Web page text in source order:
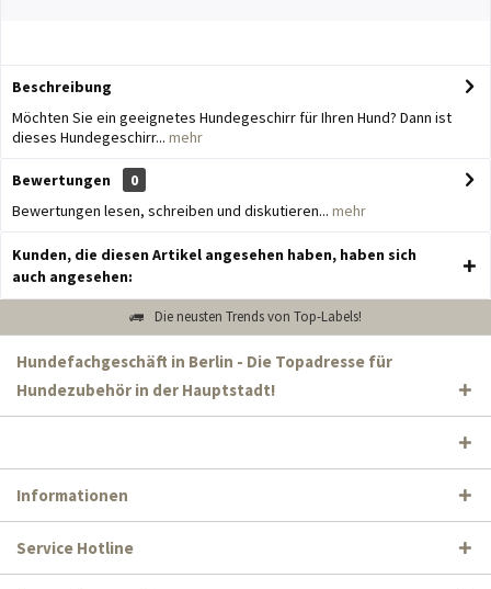
Beschreibung
Möchten Sie ein geeignetes Hundegeschirr für Ihren Hund? Dann ist
dieses Hundegeschirr... mehr
Bewertungen
0
Bewertungen lesen, schreiben und diskutieren... mehr
Kunden, die diesen Artikel angesehen haben, haben sich
auch angesehen:
Die neusten Trends von Top-Labels!
Hundefachgeschäft in Berlin - Die Topadresse für
Hundezubehör in der Hauptstadt!
Informationen
Service Hotline